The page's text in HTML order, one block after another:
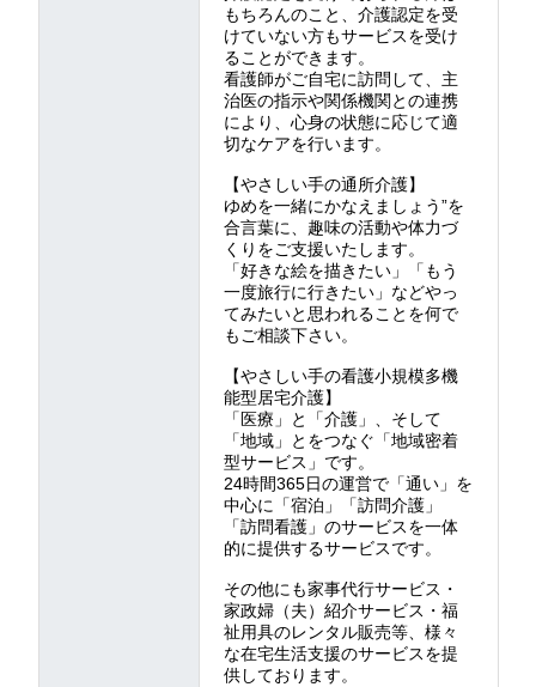
もちろんのこと、介護認定を受
けていない方もサービスを受け
ることができます。
看護師がご自宅に訪問して、主
治医の指示や関係機関との連携
により、心身の状態に応じて適
切なケアを行います。
【やさしい手の通所介護】
ゆめを一緒にかなえましょう”を
合言葉に、趣味の活動や体力づ
くりをご支援いたします。
「好きな絵を描きたい」「もう
一度旅行に行きたい」などやっ
てみたいと思われることを何で
もご相談下さい。
【やさしい手の看護小規模多機
能型居宅介護】
「医療」と「介護」、そして
「地域」とをつなぐ「地域密着
型サービス」です。
24時間365日の運営で「通い」を
中心に「宿泊」「訪問介護」
「訪問看護」のサービスを一体
的に提供するサービスです。
その他にも家事代行サービス・
家政婦（夫）紹介サービス・福
祉用具のレンタル販売等、様々
な在宅生活支援のサービスを提
供しております。